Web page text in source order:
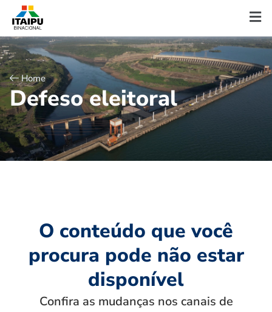
Home
Defeso eleitoral
O conteúdo que você
procura pode não estar
disponível
Confira as mudanças nos canais de